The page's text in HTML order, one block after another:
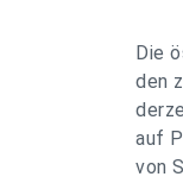
Die
den
auf
von